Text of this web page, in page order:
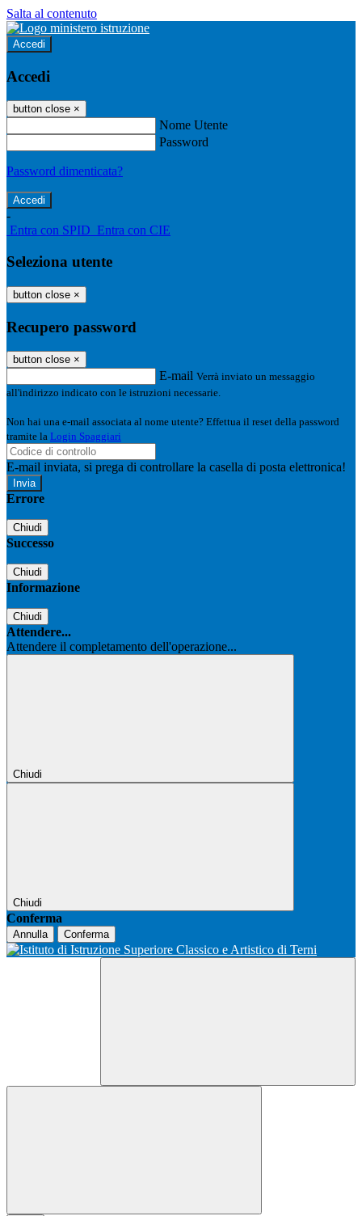
Salta al contenuto
Accedi
Accedi
button close ×
Nome Utente
Password
Password dimenticata?
-
Entra con SPID Entra con CIE
Seleziona utente
button close ×
Recupero password
button close ×
E-mail Verrà inviato un messaggio
all'indirizzo indicato con le istruzioni necessarie.
Non hai una e-mail associata al nome utente? Effettua il reset della password
tramite la Login Spaggiari
E-mail inviata, si prega di controllare la casella di posta elettronica!
Errore
Chiudi
Successo
Chiudi
Informazione
Chiudi
Attendere...
Attendere il completamento dell'operazione...
Chiudi
Chiudi
Conferma
Annulla Conferma